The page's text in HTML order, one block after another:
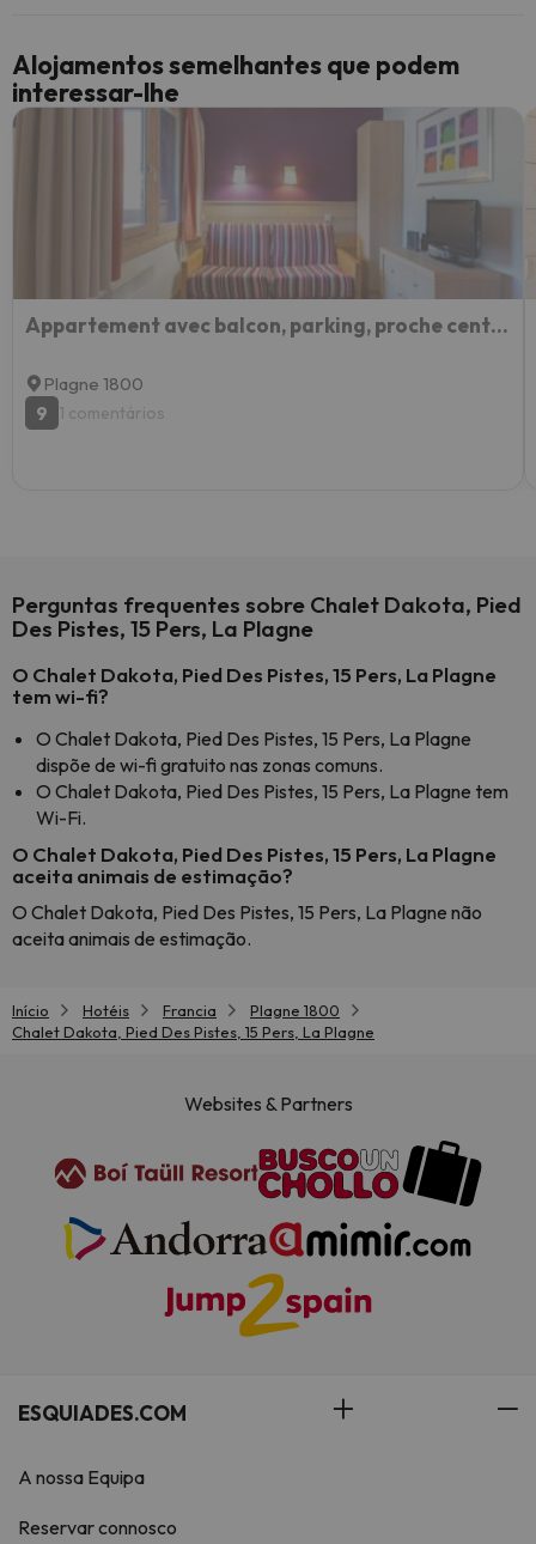
Alojamentos semelhantes que podem
interessar-lhe
Appartement avec balcon, parking, proche centre La Plagne - FR-1-351-249
Plagne 1800
9
1 comentários
Perguntas frequentes sobre Chalet Dakota, Pied
Des Pistes, 15 Pers, La Plagne
O Chalet Dakota, Pied Des Pistes, 15 Pers, La Plagne
tem wi-fi?
O Chalet Dakota, Pied Des Pistes, 15 Pers, La Plagne
dispõe de wi-fi gratuito nas zonas comuns.
O Chalet Dakota, Pied Des Pistes, 15 Pers, La Plagne tem
Wi-Fi.
O Chalet Dakota, Pied Des Pistes, 15 Pers, La Plagne
aceita animais de estimação?
O Chalet Dakota, Pied Des Pistes, 15 Pers, La Plagne não
aceita animais de estimação.
Início Hotéis Francia
Plagne 1800
Chalet Dakota, Pied Des Pistes, 15 Pers, La Plagne
Websites & Partners
ESQUIADES.COM
A nossa Equipa
Reservar connosco